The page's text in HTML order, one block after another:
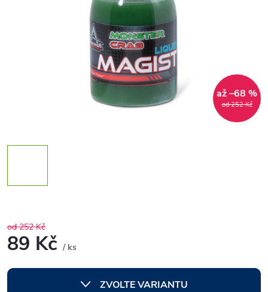
od 252 Kč
až –68 %
od 252 Kč
89 Kč / ks
cena:
ZVOLTE VARIANTU